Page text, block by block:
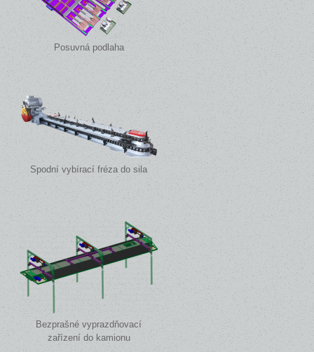
Posuvná podlaha
Spodní vybírací fréza do sila
Bezprašné vyprazdňovací
zařízení do kamionu